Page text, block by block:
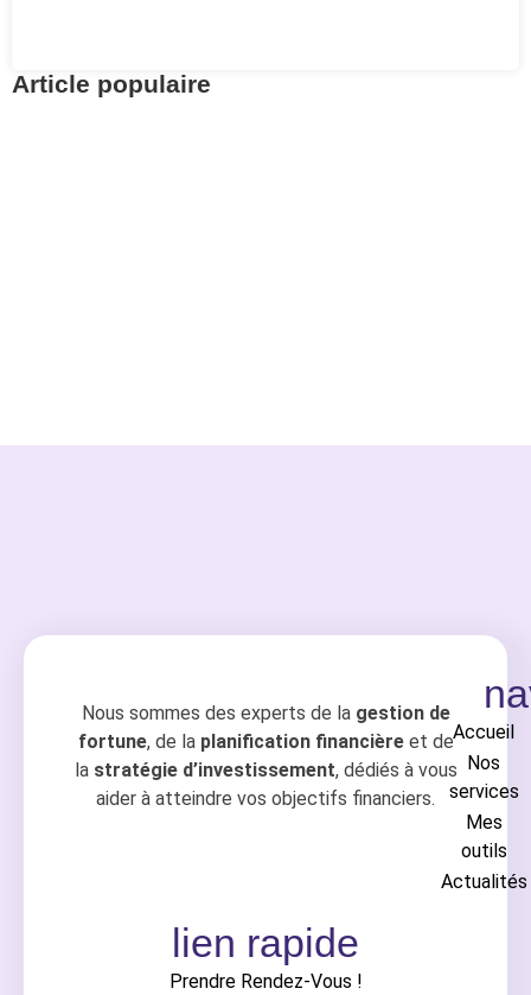
Article populaire
Nous sommes des experts de la gestion de
fortune, de la planification financièreet de
la stratégie d’investissement, dédiés à vous
aider à atteindre vos objectifs financiers.
Accueil
Nos
services
Mes
outils
Actualités
lien rapide
Prendre Rendez-Vous !